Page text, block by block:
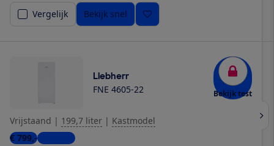
Vergelijk
Bekijk snel
Liebherr
FNE 4605-22 Bekijk test
Vrijstaand | 199,7 liter | Kastmodel
€ 799,-7 winkels